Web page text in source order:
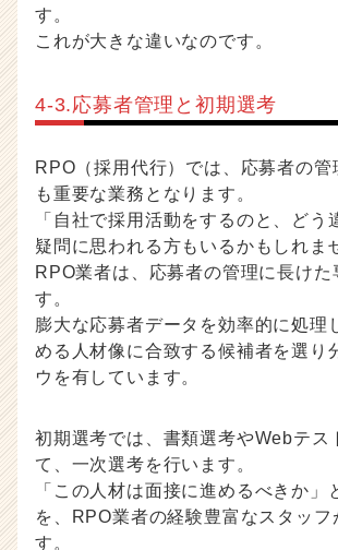
す。
これが大きな違いなのです。
4-3.応募者管理と初期選考
RPO（採用代行）では、応募者の管
も重要な業務となります。
「自社で採用活動をするのと、どう
疑問に思われる方もいるかもしれま
RPO業者は、応募者の管理に長けた
す。
膨大な応募者データを効率的に処理
める人材像に合致する候補者を選り
ウを有しています。
初期選考では、書類選考やWebテス
て、一次選考を行います。
「この人材は面接に進めるべきか」
を、RPO業者の経験豊富なスタッフ
す。